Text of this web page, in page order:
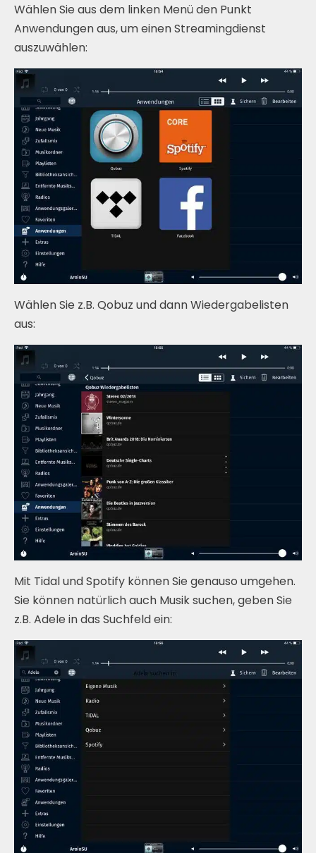
Wählen Sie aus dem linken Menü den Punkt
Anwendungen aus, um einen Streamingdienst
auszuwählen:
Wählen Sie z.B. Qobuz und dann Wiedergabelisten
aus:
Mit Tidal und Spotify können Sie genauso umgehen.
Sie können natürlich auch Musik suchen, geben Sie
z.B. Adele in das Suchfeld ein: